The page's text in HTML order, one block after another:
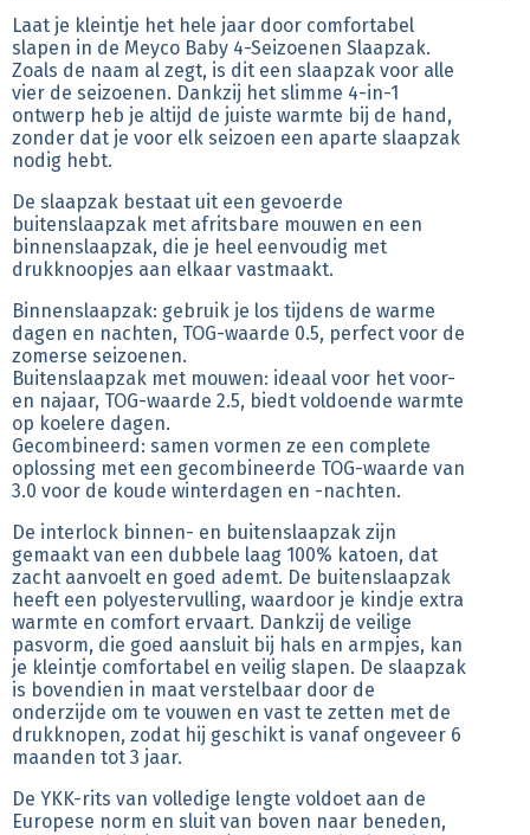
Laat je kleintje het hele jaar door comfortabel
slapen in de Meyco Baby 4-Seizoenen Slaapzak.
Zoals de naam al zegt, is dit een slaapzak voor alle
vier de seizoenen. Dankzij het slimme 4-in-1
ontwerp heb je altijd de juiste warmte bij de hand,
zonder dat je voor elk seizoen een aparte slaapzak
nodig hebt.
De slaapzak bestaat uit een gevoerde
buitenslaapzak met afritsbare mouwen en een
binnenslaapzak, die je heel eenvoudig met
drukknoopjes aan elkaar vastmaakt.
Binnenslaapzak: gebruik je los tijdens de warme
dagen en nachten, TOG-waarde 0.5, perfect voor de
zomerse seizoenen.
Buitenslaapzak met mouwen: ideaal voor het voor-
en najaar, TOG-waarde 2.5, biedt voldoende warmte
op koelere dagen.
Gecombineerd: samen vormen ze een complete
oplossing met een gecombineerde TOG-waarde van
3.0 voor de koude winterdagen en -nachten.
De interlock binnen- en buitenslaapzak zijn
gemaakt van een dubbele laag 100% katoen, dat
zacht aanvoelt en goed ademt. De buitenslaapzak
heeft een polyestervulling, waardoor je kindje extra
warmte en comfort ervaart. Dankzij de veilige
pasvorm, die goed aansluit bij hals en armpjes, kan
je kleintje comfortabel en veilig slapen. De slaapzak
is bovendien in maat verstelbaar door de
onderzijde om te vouwen en vast te zetten met de
drukknopen, zodat hij geschikt is vanaf ongeveer 6
maanden tot 3 jaar.
De YKK-rits van volledige lengte voldoet aan de
Europese norm en sluit van boven naar beneden,